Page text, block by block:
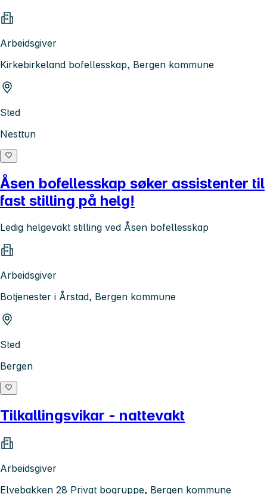
Arbeidsgiver
Kirkebirkeland bofellesskap, Bergen kommune
Sted
Nesttun
Åsen bofellesskap søker assistenter til
fast stilling på helg!
Ledig helgevakt stilling ved Åsen bofellesskap
Arbeidsgiver
Botjenester i Årstad, Bergen kommune
Sted
Bergen
Tilkallingsvikar - nattevakt
Arbeidsgiver
Elvebakken 28 Privat bogruppe, Bergen kommune